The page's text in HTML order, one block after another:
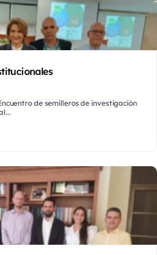
de semilleros de investigación